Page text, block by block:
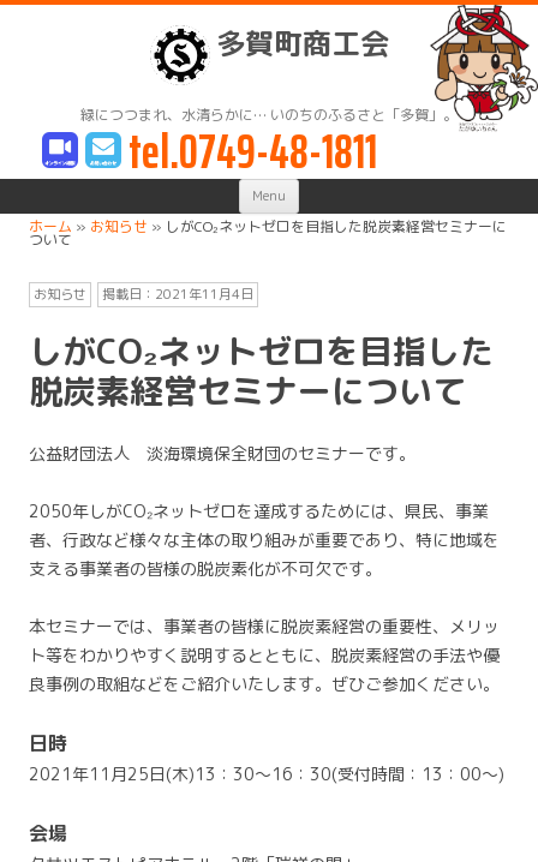
多賀町商工会
緑につつまれ、水清らかに… いのちのふるさと「多賀」。
tel.0749-48-1811
Menu Skip
content
ホーム » お知らせ » しがCO₂ネットゼロを目指した脱炭素経営セミナーに
ついて
お知らせ 掲載日： 2021年11月4日
しがCO₂ネットゼロを目指した
脱炭素経営セミナーについて
公益財団法人 淡海環境保全財団のセミナーです。
2050年しがCO₂ネットゼロを達成するためには、県民、事業
者、行政など様々な主体の取り組みが重要であり、特に地域を
支える事業者の皆様の脱炭素化が不可欠です。
本セミナーでは、事業者の皆様に脱炭素経営の重要性、メリッ
ト等をわかりやすく説明するとともに、脱炭素経営の手法や優
良事例の取組などをご紹介いたします。ぜひご参加ください。
日時
2021年11月25日(木)13：30～16：30(受付時間：13：00～)
会場